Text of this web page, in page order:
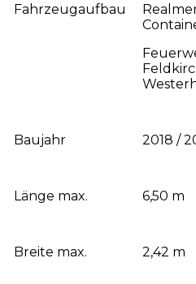
Fahrzeugaufbau
Baujahr 2018 /
Länge max. 6,50 m
Breite max. 2,42 m